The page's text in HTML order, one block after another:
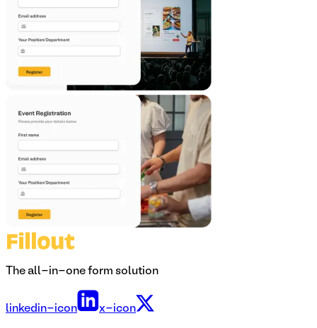
The all-in-one form solution
linkedin-icon x-icon